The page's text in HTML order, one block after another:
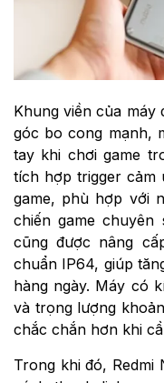
Khung viền của máy
góc bo cong mạnh,
tay khi chơi game
tích hợp trigger
game, phù hợp với
chiến game
cũng được nâng
chuẩn IP64, giúp
hàng ngày. Máy có
và trọng lượng
chắc chắn hơn khi
Trong khi đó, Redmi